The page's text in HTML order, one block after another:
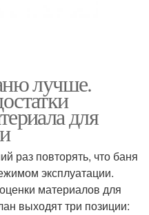
лучше.
для
раз повторять, что баня
эксплуатации.
материалов для
выходят три позиции: